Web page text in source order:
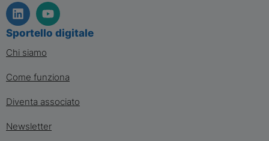
Sportello digitale
Chi siamo
Come funziona
Diventa associato
Newsletter